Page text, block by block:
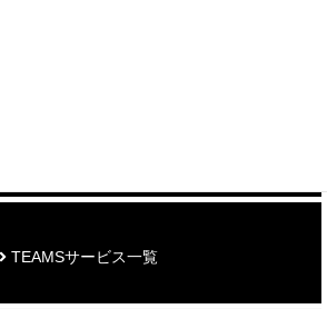
TEAMSサービス一覧